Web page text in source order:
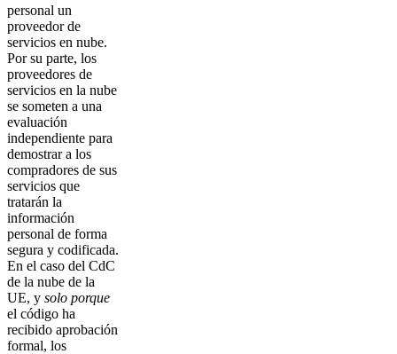
personal un
proveedor de
servicios en nube.
Por su parte, los
proveedores de
servicios en la nube
se someten a una
evaluación
independiente para
demostrar a los
compradores de sus
servicios que
tratarán la
información
personal de forma
segura y codificada.
En el caso del CdC
de la nube de la
UE, y solo porque
el código ha
recibido aprobación
formal, los